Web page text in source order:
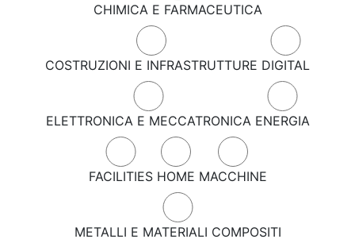
CHIMICA E FARMACEUTICA
COSTRUZIONI E INFRASTRUTTURE DIGITAL
ELETTRONICA E MECCATRONICA ENERGIA
FACILITIES HOME MACCHINE
METALLI E MATERIALI COMPOSITI